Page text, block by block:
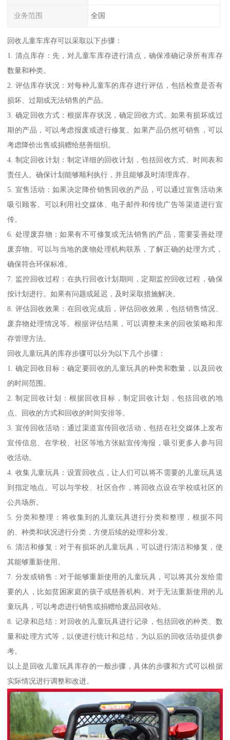
业务范围 全国
回收儿童车库存可以采取以下步骤：
1. 清点库存：先，对儿童车库存进行清点，确保准确记录所有库存
数量和种类。
2. 评估库存状况：对每种儿童车的库存进行评估，包括检查是否有
损坏、过期或无法销售的产品。
3. 确定回收方式：根据库存状况，确定回收方式。如果有损坏或过
期的产品，可以考虑报废或进行修复。如果产品仍然可销售，可以
考虑降价出售或捐赠给慈善组织。
4. 制定回收计划：制定详细的回收计划，包括回收方式、时间表和
责任人。确保计划能够顺利执行，并且能够及时清理库存。
5. 宣售活动：如果决定降价销售回收的产品，可以通过宣售活动来
吸引顾客。可以利用社交媒体、电子邮件和传统广告等渠道进行宣
传。
6. 处理废弃物：如果有不可修复或无法销售的产品，需要妥善处理
废弃物。可以与当地的废物处理机构联系，了解正确的处理方式，
确保符合环保标准。
7. 监控回收过程：在执行回收计划期间，定期监控回收过程，确保
按计划进行。如果有问题或延迟，及时采取措施解决。
8. 评估回收效果：在回收完成后，评估回收效果，包括销售情况、
废弃物处理情况等。根据评估结果，可以调整未来的回收策略和库
存管理方法。
回收儿童玩具的库存步骤可以分为以下几个步骤：
1. 确定回收目标：确定要回收的儿童玩具的种类和数量，以及回收
的时间范围。
2. 制定回收计划：根据回收目标，制定回收计划，包括回收的地
点、回收的方式和回收的时间安排等。
3. 宣传回收活动：通过渠道宣传回收活动，包括在社交媒体上发布
宣传信息、在学校、社区等地方张贴宣传海报，吸引更多人参与回
收活动。
4. 收集儿童玩具：设置回收点，让人们可以将不需要的儿童玩具送
到指定地点。可以与学校、社区合作，将回收点设在学校或社区的
公共场所。
5. 分类和整理：将收集到的儿童玩具进行分类和整理，根据不同
的、种类和状况进行分类，方便后续的处理和分发。
6. 清洁和修复：对于有损坏的儿童玩具，可以进行清洁和修复，使
其能够重新使用。
7. 分发或销售：对于能够重新使用的儿童玩具，可以将其分发给需
要的人，比如贫困家庭的孩子或慈善机构。对于无法重新使用的儿
童玩具，可以考虑进行销售或捐赠给废品回收站。
8. 记录和总结：对回收的儿童玩具进行记录，包括回收的种类、数
量和处理方式等，以便进行统计和总结，为以后的回收活动提供参
考。
以上是回收儿童玩具库存的一般步骤，具体的步骤和方式可以根据
实际情况进行调整和改进。